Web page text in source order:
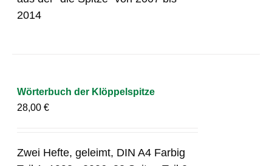
2014
Wörterbuch der Klöppelspitze
28,00€
Zwei Hefte, geleimt, DIN A4 Farbig